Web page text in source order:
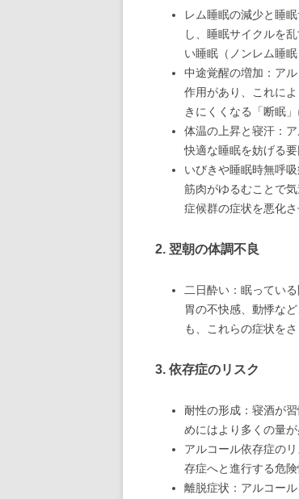
レム睡眠の減少と睡
し、睡眠サイクルを
い睡眠（ノンレム睡
中途覚醒の増加：ア
作用があり、これに
きにくくなる「断眠
体温の上昇と寝汗：
快適な睡眠を妨げる要
いびきや睡眠時無呼
筋肉がゆるむことで
症候群の症状を悪化
2. 翌朝の体調不良
二日酔い：眠ってい
胃の不快感、動悸な
も、これらの症状を
3. 依存症のリスク
耐性の形成：寝酒が
めにはより多くの量
アルコール依存症の
存症へと進行する危険
離脱症状：アルコー